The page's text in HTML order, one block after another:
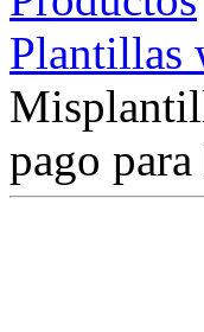
Plantillas
pago para